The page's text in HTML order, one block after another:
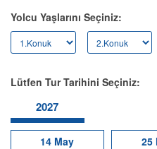
Yolcu Yaşlarını Seçiniz:
Lütfen Tur Tarihini Seçiniz:
2027
14 May 25